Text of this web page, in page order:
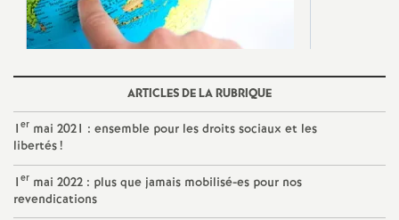
ARTICLES DE LA RUBRIQUE
1er mai 2021 : ensemble pour les droits sociaux et les
libertés!
1er mai 2022 : plus que jamais mobilisé-es pour nos
revendications